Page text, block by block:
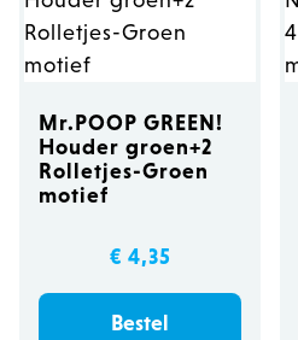
Mr.POOP GREEN!
Houder groen+2
Rolletjes-Groen
motief
€ 4,35
Bestel